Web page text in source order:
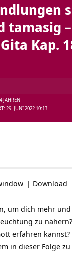
tamasig –
Kap.
29. JUNI 2022 10:13
JAHREN
| Download
um dich mehr
zu
erfahren
in dieser Folge zu